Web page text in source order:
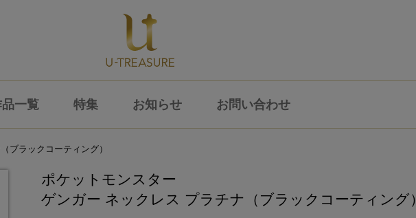
一覧 特集 お知らせ お問い合わせ
ブラックコーティング）
ポケットモンスター
ゲンガー ネックレス プラチナ（ブラックコーティング）